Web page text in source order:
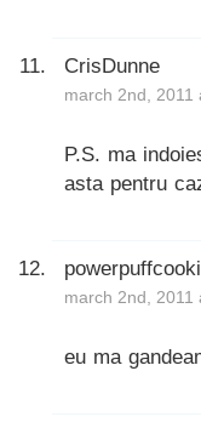
CrisDunne
march 2nd, 2011
P.S. ma
asta pentru
march 2nd, 2011
eu ma